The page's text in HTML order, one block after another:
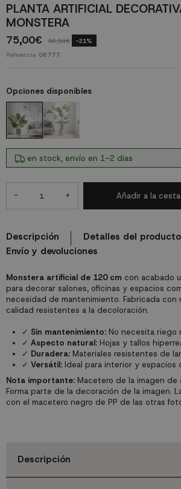
PLANTA ARTIFICIAL
MONSTERA
75,00€ 94,94€ -21%
Referencia 06777
Monstera artificial de 120 cmcon acabado
para decorar salones, oficinas y espacios
necesidad de mantenimiento. Fabricada con
calidad resistentes a la decoloración.
✓ Sin mantenimiento:No necesita riego
✓ Aspecto natural:Hojas y tallos
✓ Duradera:Materiales resistentes de
✓ Versátil:Ideal para interior y espacios
Nota importante:Macetero de la imagen de
Forma parte de la decoración de la imagen.
con el macetero negro de PP de las otras
Opciones disponibles
en stock, envío en 1-2 días
- + Añadir a la cesta
Descripción
Detalles del producto
Envío y devoluciones
Descripción